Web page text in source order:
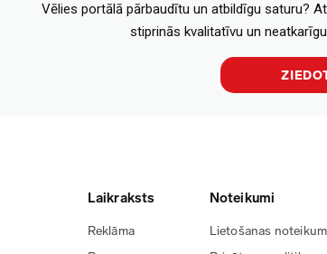
Vēlies portālā pārbaudītu un atbildīgu saturu?
stiprinās kvalitatīvu un
Laikraksts
Reklāma
Noteikumi
Lietošanas